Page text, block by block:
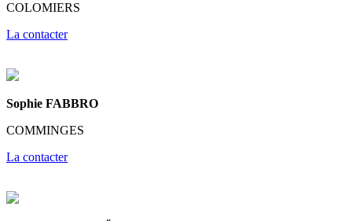
COLOMIERS
La contacter
Sophie FABBRO
COMMINGES
La contacter